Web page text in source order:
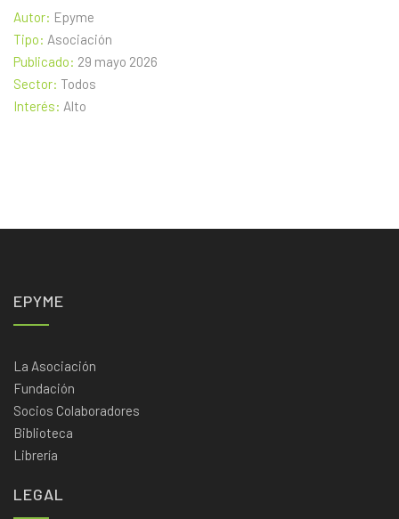
Autor: Epyme
Tipo: Asociación
Publicado: 29 mayo 2026
Sector: Todos
Interés: Alto
EPYME
La Asociación
Fundación
Socios Colaboradores
Biblioteca
Librería
LEGAL